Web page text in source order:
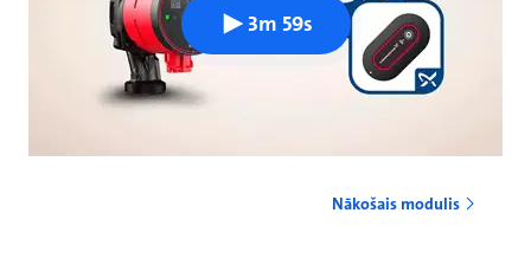
3m 59s
Nākošais modulis